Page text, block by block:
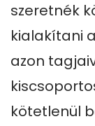
szeretnék
kialakítani
azon
kötetlenül